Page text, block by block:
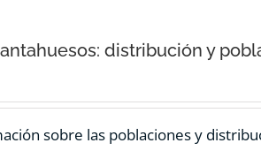
distribución y
sobre las poblaciones y